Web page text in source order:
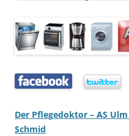
Der Pflegedoktor – AS
Schmid